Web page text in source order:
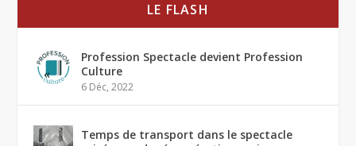
LE FLASH
Profession Spectacle devient Profession
Culture
6 Déc, 2022
Temps de transport dans le spectacle